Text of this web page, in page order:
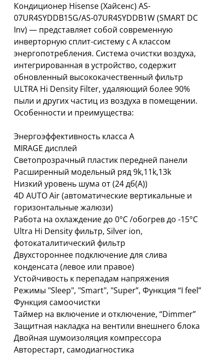
Кондиционер Hisense (Хайсенс) AS-
07UR4SYDDB15G/AS-07UR4SYDDB1W (SMART DC
Inv) — представляет собой современную
инверторную сплит-систему с А классом
энергопотребления. Система очистки воздуха,
интегрированная в устройство, содержит
обновленный высококачественный фильтр
ULTRA Hi Density Filter, удаляющий более 90%
пыли и других частиц из воздуха в помещении.
Особенности и преимущества:
Энергоэффективность класса A
MIRAGE дисплей
Светопрозрачный пластик передней панели
Расширенный модельный ряд 9k,11k,13k
Низкий уровень шума от (24 дб(А))
4D AUTO Air (автоматические вертикальные и
горизонтальные жалюзи)
Работа на охлаждение до 0°С /обогрев до -15°С
Ultra Hi Density фильтр, Silver ion,
фотокаталитический фильтр
Двухстороннее подключение для слива
конденсата (левое или правое)
Устойчивость к перепадам напряжения
Режимы "Sleep", "Smart", "Super”, Функция “I feel”
Функция самоочистки
Таймер на включение и отключение, “Dimmer”
Защитная накладка на вентили внешнего блока
Двойная шумоизоляция компрессора
Авторестарт, самодиагностика